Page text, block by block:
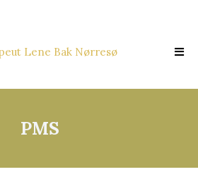
Lene Bak Nørresø
PMS